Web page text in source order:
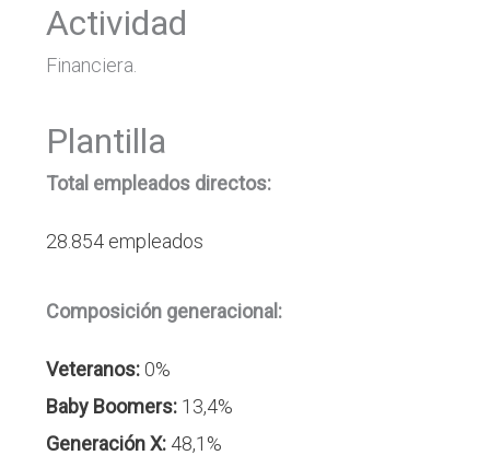
Actividad
Financiera.
Plantilla
Total empleados directos:
28.854 empleados
Composición generacional:
Veteranos: 0%
Baby Boomers:13,4%
Generación X: 48,1%